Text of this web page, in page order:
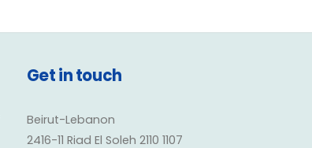
Get in touch
Beirut-Lebanon
2416-11 Riad El Soleh 2110 1107